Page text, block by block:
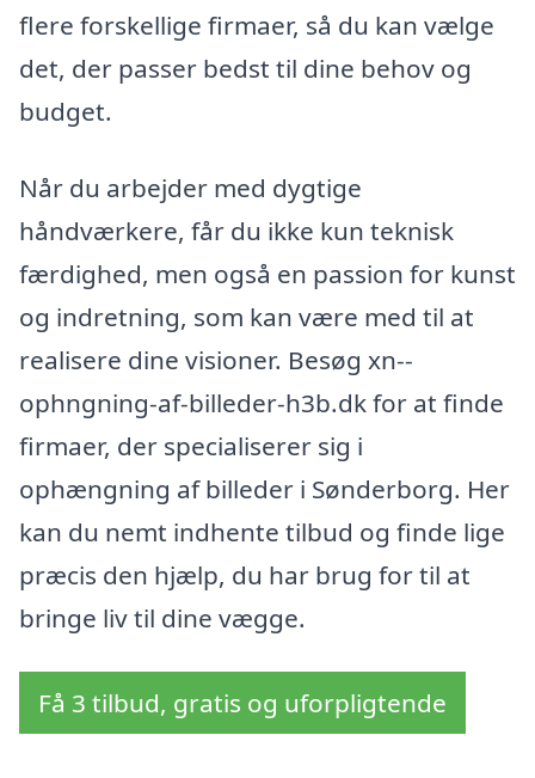
flere forskellige firmaer, så du kan vælge
det, der passer bedst til dine behov og
budget.
Når du arbejder med dygtige
håndværkere, får du ikke kun teknisk
færdighed, men også en passion for kunst
og indretning, som kan være med til at
realisere dine visioner. Besøg xn--
ophngning-af-billeder-h3b.dk for at finde
firmaer, der specialiserer sig i
ophængning af billeder i Sønderborg. Her
kan du nemt indhente tilbud og finde lige
præcis den hjælp, du har brug for til at
bringe liv til dine vægge.
Få 3 tilbud, gratis og uforpligtende